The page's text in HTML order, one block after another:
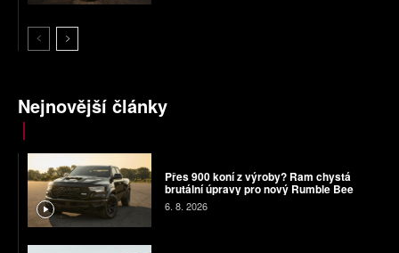
Nejnovější články
Přes 900 koní z výroby? Ram chystá
brutální úpravy pro nový Rumble Bee
6. 8. 2026